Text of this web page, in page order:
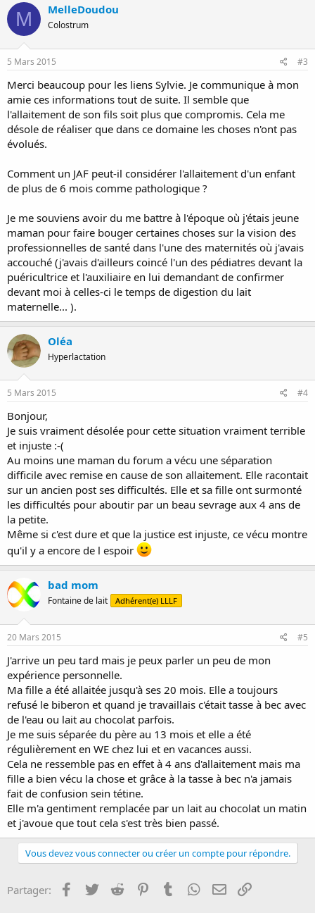
M MelleDoudou
Colostrum
5 Mars 2015 #3
Merci beaucoup pour les liens Sylvie. Je communique à mon
amie ces informations tout de suite. Il semble que
l'allaitement de son fils soit plus que compromis. Cela me
désole de réaliser que dans ce domaine les choses n'ont pas
évolués.
Comment un JAF peut-il considérer l'allaitement d'un enfant
de plus de 6 mois comme pathologique ?
Je me souviens avoir du me battre à l'époque où j'étais jeune
maman pour faire bouger certaines choses sur la vision des
professionnelles de santé dans l'une des maternités où j'avais
accouché (j'avais d'ailleurs coincé l'un des pédiatres devant la
puéricultrice et l'auxiliaire en lui demandant de confirmer
devant moi à celles-ci le temps de digestion du lait
maternelle... ).
Oléa
Hyperlactation
5 Mars 2015 #4
Bonjour,
Je suis vraiment désolée pour cette situation vraiment terrible
et injuste :-(
Au moins une maman du forum a vécu une séparation
difficile avec remise en cause de son allaitement. Elle racontait
sur un ancien post ses difficultés. Elle et sa fille ont surmonté
les difficultés pour aboutir par un beau sevrage aux 4 ans de
la petite.
Même si c'est dure et que la justice est injuste, ce vécu montre
qu'il y a encore de l espoir
bad mom
Fontaine de lait Adhérent(e) LLLF
20 Mars 2015 #5
J'arrive un peu tard mais je peux parler un peu de mon
expérience personnelle.
Ma fille a été allaitée jusqu'à ses 20 mois. Elle a toujours
refusé le biberon et quand je travaillais c'était tasse à bec avec
de l'eau ou lait au chocolat parfois.
Je me suis séparée du père au 13 mois et elle a été
régulièrement en WE chez lui et en vacances aussi.
Cela ne ressemble pas en effet à 4 ans d'allaitement mais ma
fille a bien vécu la chose et grâce à la tasse à bec n'a jamais
fait de confusion sein tétine.
Elle m'a gentiment remplacée par un lait au chocolat un matin
et j'avoue que tout cela s'est très bien passé.
Vous devez vous connecter ou créer un compte pour répondre.
Partager: Facebook
Twitter Reddit PinterestTumblr WhatsApp
E-mail